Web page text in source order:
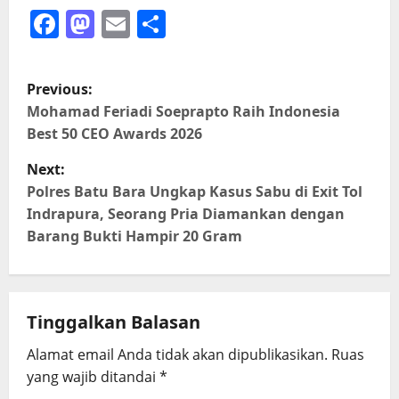
Facebook
Mastodon
Email
P
o
s
t
n
a
v
i
g
Previous:
Mohamad Feriadi Soeprapto Raih Indonesia
Best 50 CEO Awards 2026
Next:
Polres Batu Bara Ungkap Kasus Sabu di Exit Tol
Indrapura, Seorang Pria Diamankan dengan
Barang Bukti Hampir 20 Gram
Tinggalkan Balasan
Alamat email Anda tidak akan dipublikasikan. Ruas
yang wajib ditandai *